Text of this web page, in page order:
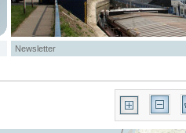
Newsletter